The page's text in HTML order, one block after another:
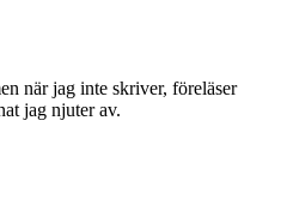
när jag inte skriver, föreläser
jag njuter av.